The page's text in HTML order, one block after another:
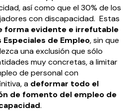
así como que el 30% de los
con discapacidad. Estas
forma evidente e irrefutable
de Empleo, sin que
una exclusión que sólo
muy concretas, a limitar
de personal con
a deformar todo el
de fomento del empleo de
.